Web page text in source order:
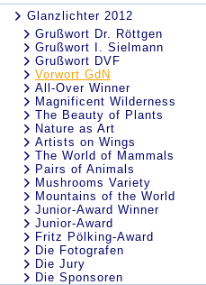
Glanzlichter 2012
Grußwort Dr. Röttgen
Grußwort I. Sielmann
Grußwort DVF
Vorwort GdN
All-Over Winner
Magnificent Wilderness
The Beauty of Plants
Nature as Art
Artists on Wings
The World of Mammals
Pairs of Animals
Mushrooms Variety
Mountains of the World
Junior-Award Winner
Junior-Award
Fritz Pölking-Award
Die Fotografen
Die Jury
Die Sponsoren